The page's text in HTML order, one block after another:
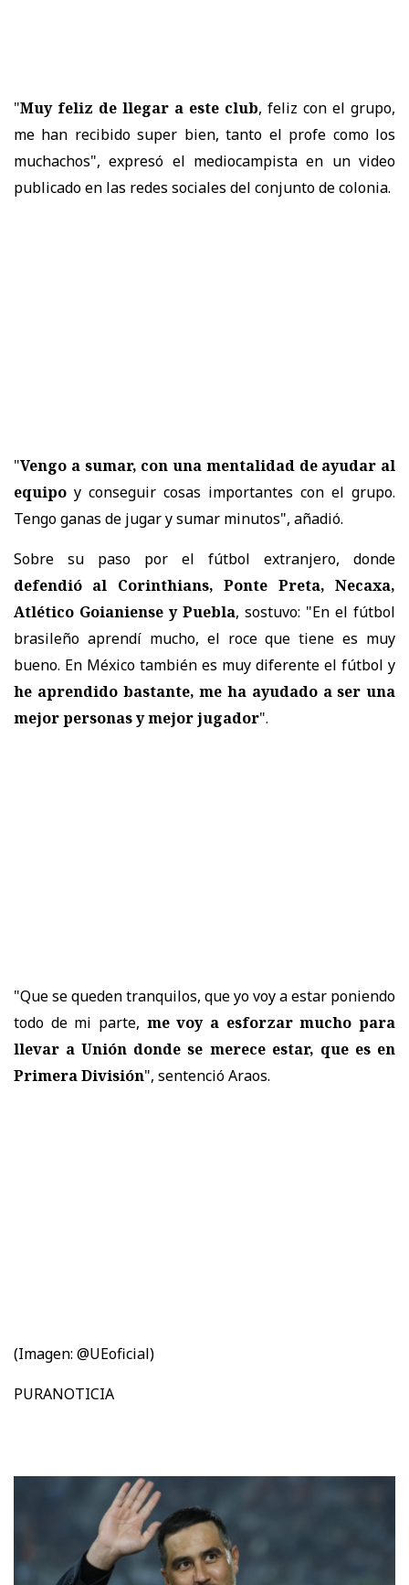
"Muy feliz de llegar a este club, feliz con el grupo,
me han recibido super bien, tanto el profe como los
muchachos", expresó el mediocampista en un video
publicado en las redes sociales del conjunto de colonia.
"Vengo a sumar, con una mentalidad de ayudar al
equipo y conseguir cosas importantes con el grupo.
Tengo ganas de jugar y sumar minutos", añadió.
Sobre su paso por el fútbol extranjero, donde
defendió al Corinthians, Ponte Preta, Necaxa,
Atlético Goianiense y Puebla, sostuvo: "En el fútbol
brasileño aprendí mucho, el roce que tiene es muy
bueno. En México también es muy diferente el fútbol y
he aprendido bastante, me ha ayudado a ser una
mejor personas y mejor jugador".
"Que se queden tranquilos, que yo voy a estar poniendo
todo de mi parte, me voy a esforzar mucho para
llevar a Unión donde se merece estar, que es en
Primera División", sentenció Araos.
(Imagen: @UEoficial)
PURANOTICIA